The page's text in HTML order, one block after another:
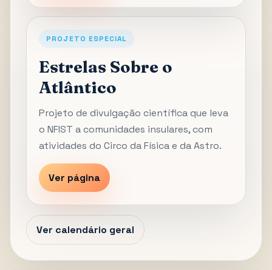
PROJETO ESPECIAL
Estrelas Sobre o
Atlântico
Projeto de divulgação científica que leva
o NFIST a comunidades insulares, com
atividades do Circo da Física e da Astro.
Ver página
Ver calendário geral